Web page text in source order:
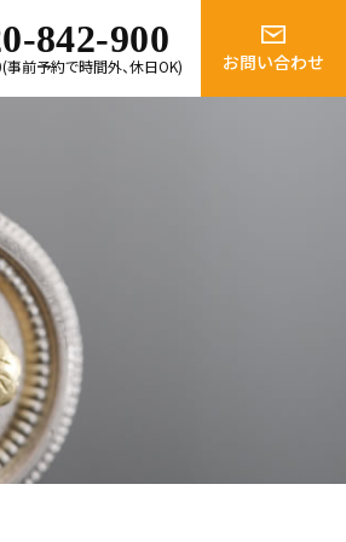
842-900
前予約で時間外、休日OK) お問い合わせ